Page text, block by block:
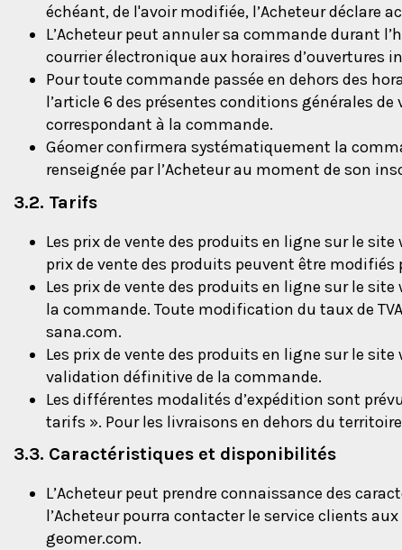
échéant, de l'avoir modifiée, l’Acheteur déclare
L’Acheteur peut annuler sa commande durant
courrier électronique aux horaires d’ouvertures
Pour toute commande passée en dehors des
l’article 6 des présentes conditions générales
correspondant à la commande.
Géomer confirmera systématiquement la
renseignée par l’Acheteur au moment de son
3.2. Tarifs
Les prix de vente des produits en ligne sur le
prix de vente des produits peuvent être
Les prix de vente des produits en ligne sur le
la commande. Toute modification du taux de
sana.com.
Les prix de vente des produits en ligne sur le
validation définitive de la commande.
Les différentes modalités d’expédition sont
tarifs ». Pour les livraisons en dehors du
3.3. Caractéristiques et disponibilités
L’Acheteur peut prendre connaissance des
l’Acheteur pourra contacter le service clients
geomer.com.